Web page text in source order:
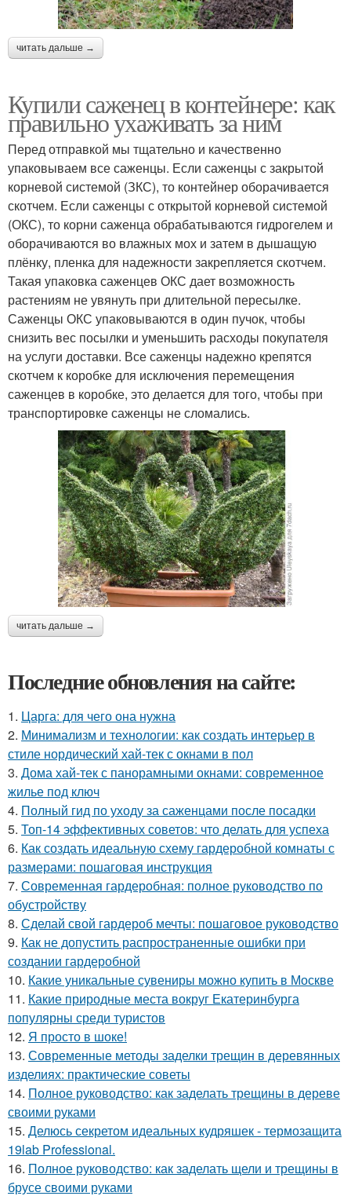
читать дальше →
Купили саженец в контейнере: как
правильно ухаживать за ним
Перед отправкой мы тщательно и качественно
упаковываем все саженцы. Если саженцы с закрытой
корневой системой (ЗКС), то контейнер оборачивается
скотчем. Если саженцы с открытой корневой системой
(ОКС), то корни саженца обрабатываются гидрогелем и
оборачиваются во влажных мох и затем в дышащую
плёнку, пленка для надежности закрепляется скотчем.
Такая упаковка саженцев ОКС дает возможность
растениям не увянуть при длительной пересылке.
Саженцы ОКС упаковываются в один пучок, чтобы
снизить вес посылки и уменьшить расходы покупателя
на услуги доставки. Все саженцы надежно крепятся
скотчем к коробке для исключения перемещения
саженцев в коробке, это делается для того, чтобы при
транспортировке саженцы не сломались.
читать дальше →
Последние обновления на сайте:
1. Царга: для чего она нужна
2. Минимализм и технологии: как создать интерьер в
стиле нордический хай-тек с окнами в пол
3. Дома хай-тек с панорамными окнами: современное
жилье под ключ
4. Полный гид по уходу за саженцами после посадки
5. Топ-14 эффективных советов: что делать для успеха
6. Как создать идеальную схему гардеробной комнаты с
размерами: пошаговая инструкция
7. Современная гардеробная: полное руководство по
обустройству
8. Сделай свой гардероб мечты: пошаговое руководство
9. Как не допустить распространенные ошибки при
создании гардеробной
10. Какие уникальные сувениры можно купить в Москве
11. Какие природные места вокруг Екатеринбурга
популярны среди туристов
12. Я просто в шоке!
13. Современные методы заделки трещин в деревянных
изделиях: практические советы
14. Полное руководство: как заделать трещины в дереве
своими руками
15. Делюсь секретом идеальных кудряшек - термозащита
19lab Professional.
16. Полное руководство: как заделать щели и трещины в
брусе своими руками